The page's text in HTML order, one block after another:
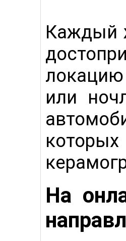
Каждый
локацию
или
На